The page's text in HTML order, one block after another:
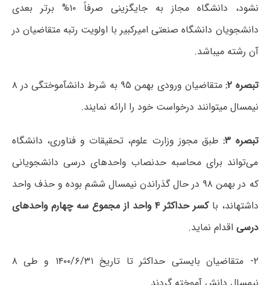
نشود، دانشگاه مجاز به جایگزینی صرفاً ۱۰% برتر بعدی
دانشجویان دانشگاه صنعتی امیرکبیر با اولویت رتبه متقاضیان در
آن رشته می­باشد.
تبصره ۲:
متقاضیان ورودی بهمن ۹۵ به شرط دانش­آموختگی در ۸
نیمسال می­توانند درخواست خود را ارائه نمایند.
تبصره ۳:
طبق مجوز وزارت علوم، تحقیقات و فناوری، دانشگاه
می­‌تواند برای محاسبه حدنصاب واحدهای درسی دانشجویانی
که در بهمن ۹۸ در حال گذراندن نیمسال ششم بوده و حذف واحد
داشته­اند، با
کسر حداکثر ۴ واحد از مجموع سه چهارم واحدهای
درسی اقدام نماید.
۲- متقاضیان بایستی حداکثر تا تاریخ ۱۴۰۰/۶/۳۱ و طی ۸